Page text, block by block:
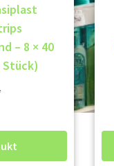
– 8 × 40